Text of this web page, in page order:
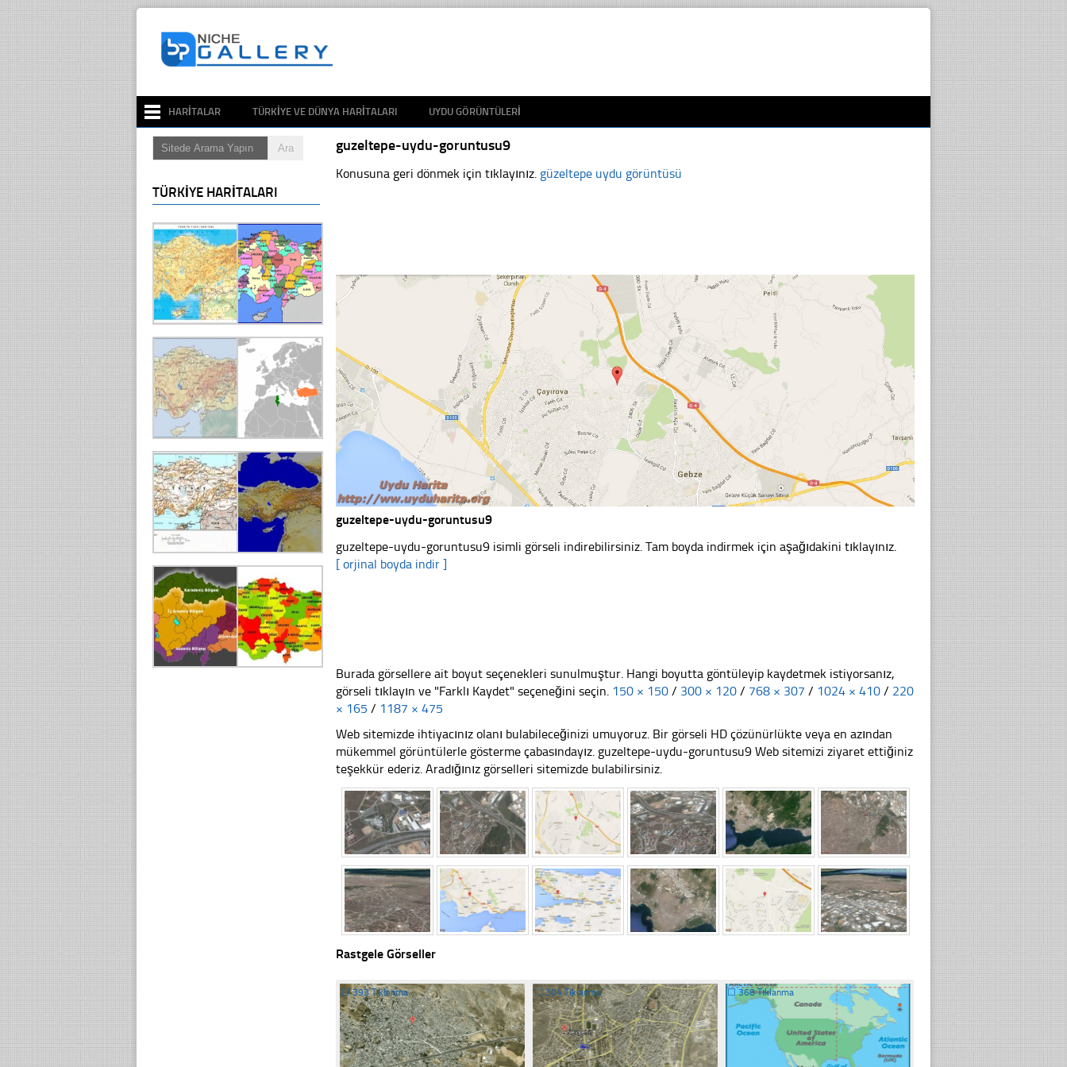
HARITALAR TÜRKIYE VE DÜNYA HARITALARI UYDU GÖRÜNTÜLERI
guzeltepe-uydu-goruntusu9
Konusuna geri dönmek için tıklayınız. güzeltepe uydu görüntüsü
guzeltepe-uydu-goruntusu9
guzeltepe-uydu-goruntusu9 isimli görseli indirebilirsiniz. Tam boyda indirmek için aşağıdakini tıklayınız.
[ orjinal boyda indir ]
Burada görsellere ait boyut seçenekleri sunulmuştur. Hangi boyutta göntüleyip kaydetmek istiyorsanız,
görseli tıklayın ve "Farklı Kaydet" seçeneğini seçin. 150 × 150 / 300 × 120 / 768 × 307 / 1024 × 410 / 220
× 165 / 1187 × 475
Web sitemizde ihtiyacınız olanı bulabileceğinizi umuyoruz. Bir görseli HD çözünürlükte veya en azından
mükemmel görüntülerle gösterme çabasındayız. guzeltepe-uydu-goruntusu9 Web sitemizi ziyaret ettiğiniz
teşekkür ederiz. Aradığınız görselleri sitemizde bulabilirsiniz.
Rastgele Görseller
☐393 Tıklanma ☐304 Tıklanma ☐368 Tıklanma
TÜRKIYE HARITALARI